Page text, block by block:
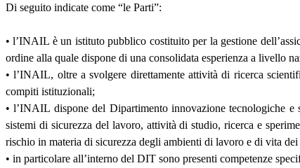
Di seguito indicate come “le Parti”:
• l’INAIL è un istituto pubblico costituito per la gestione
ordine alla quale dispone di una consolidata esperienza a livello
• l’INAIL, oltre a svolgere direttamente attività di ricerca
compiti istituzionali;
• l’INAIL dispone del Dipartimento innovazione tecnologiche
sistemi di sicurezza del lavoro, attività di studio, ricerca e
rischio in materia di sicurezza degli ambienti di lavoro e di vita
• in particolare all’interno del DIT sono presenti competenze